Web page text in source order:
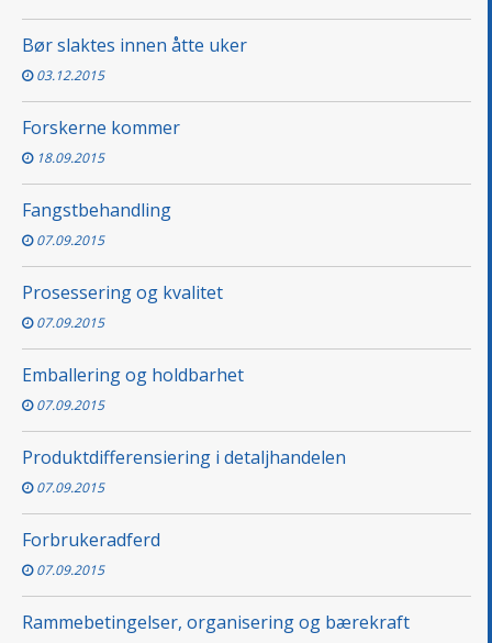
Bør slaktes innen åtte uker
03.12.2015
Forskerne kommer
18.09.2015
Fangstbehandling
07.09.2015
Prosessering og kvalitet
07.09.2015
Emballering og holdbarhet
07.09.2015
Produktdifferensiering i detaljhandelen
07.09.2015
Forbrukeradferd
07.09.2015
Rammebetingelser, organisering og bærekraft